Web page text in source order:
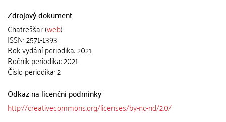
Zdrojový dokument
Chatreššar (web)
ISSN: 2571-1393
Rok vydání periodika: 2021
Ročník periodika: 2021
Číslo periodika: 2
Odkaz na licenční podmínky
http://creativecommons.org/licenses/by-nc-nd/2.0/